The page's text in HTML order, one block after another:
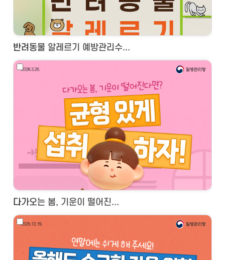
반려동물 알레르기 예방관리수...
다가오는 봄, 기운이 떨어진...